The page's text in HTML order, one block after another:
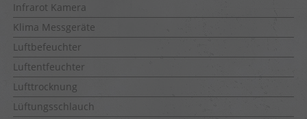
Infrarot Kamera
Klima Messgeräte
Luftbefeuchter
Luftentfeuchter
Lufttrocknung
Lüftungsschlauch